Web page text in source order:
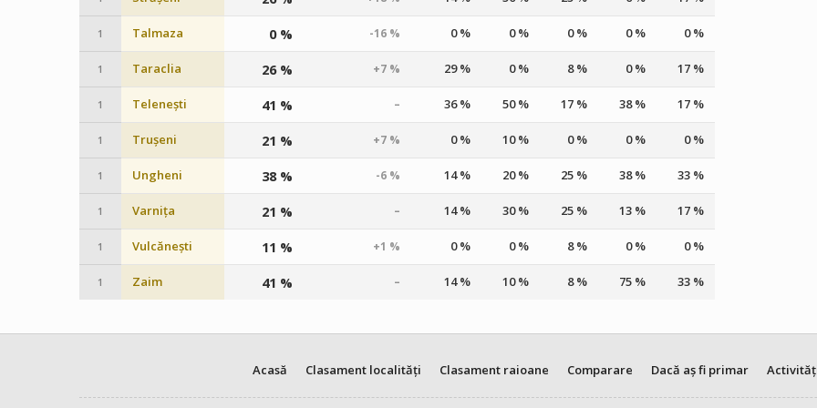
1 Talmaza 0 % -16 % 0 % 0 % 0 % 0 % 0 %
1 Taraclia 26 % +7 % 29 % 0 % 8 % 0 % 17 %
1 Telenești 41 % – 36 % 50 % 17 % 38 % 17 %
1 Trușeni 21 % +7 % 0 % 10 % 0 % 0 % 0 %
1 Ungheni 38 % -6 % 14 % 20 % 25 % 38 % 33 %
1 Varnița 21 % – 14 % 30 % 25 % 13 % 17 %
1 Vulcănești 11 % +1 % 0 % 0 % 8 % 0 % 0 %
1 Zaim 41 % – 14 % 10 % 8 % 75 % 33 %
Acasă Clasament localități Clasament raioane Comparare Dacă aș fi primar